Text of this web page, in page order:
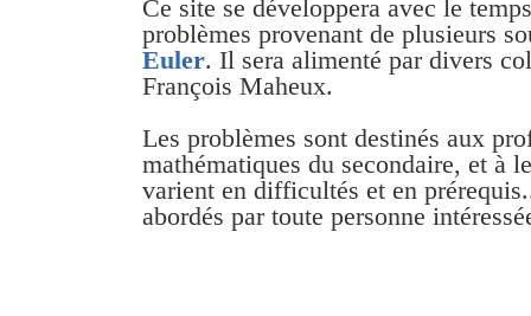
Ce site se développera avec le
problèmes provenant de plusieurs
Euler. Il sera alimenté par divers
François Maheux.
Les problèmes sont destinés aux
mathématiques du secondaire, et à
varient en difficultés et en
abordés par toute personne